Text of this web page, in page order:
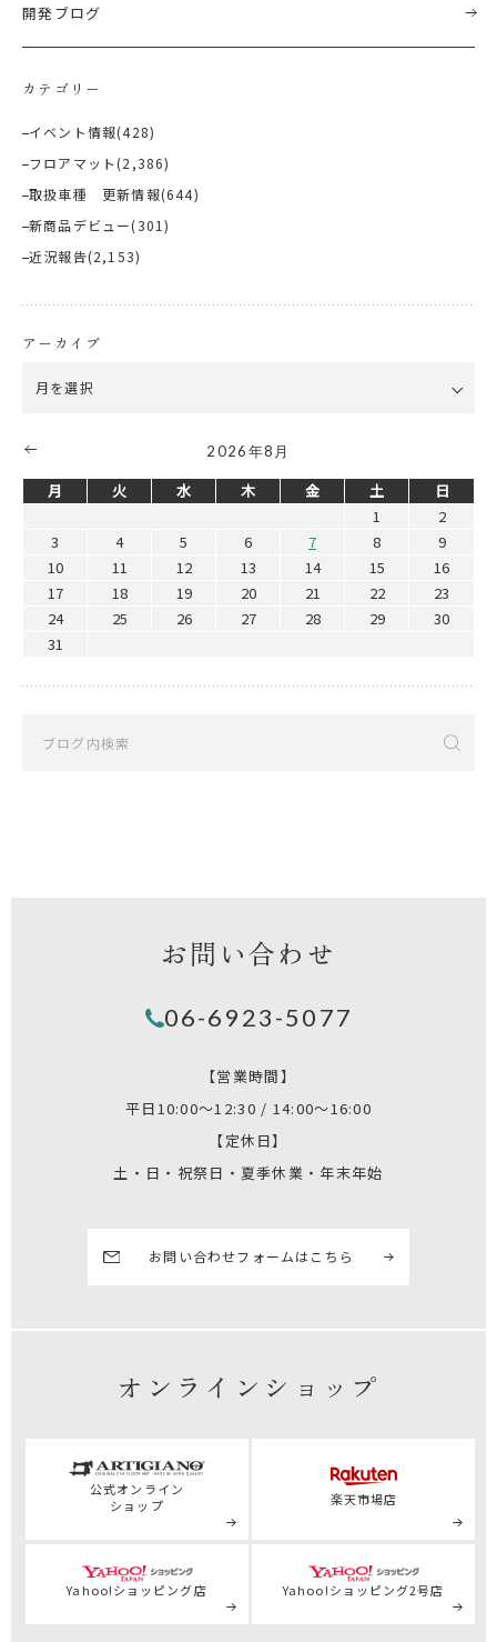
開発ブログ
カテゴリー
イベント情報(428)
フロアマット (2,386)
取扱車種 更新情報(644)
新商品デビュー(301)
近況報告(2,153)
アーカイブ
2026年8月
月 火 水 木 金 土
日
1
2
3
4 5 6 7 8
9
10
11 12 13 14 15
16
17
18 19 20 21 22
23
24
25 26 27 28 29
30
31
お問い合わせ
06-6923-5077
【営業時間】
平日10:00～12:30 / 14:00～16:00
【定休日】
土・日・祝祭日・夏季休業・年末年始
お問い合わせフォームはこちら
オンラインショップ
公式オンライン
ショップ
楽天市場店
Yahoo!ショッピング店 Yahoo!ショッピング2号店